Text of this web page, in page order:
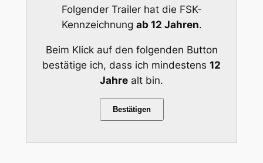
Folgender Trailer hat die FSK-
Kennzeichnung ab 12 Jahren.
Beim Klick auf den folgenden Button
bestätige ich, dass ich mindestens 12
Jahre alt bin.
Bestätigen